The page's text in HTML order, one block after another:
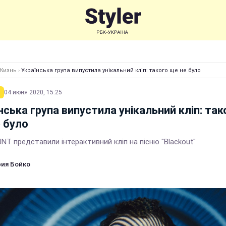
› Українська група випустила унікальний кліп: такого ще не було
04 июня 2020, 15:25
група випустила унікальний кліп:
представили інтерактивний кліп на пісню "Blackout"
Бойко